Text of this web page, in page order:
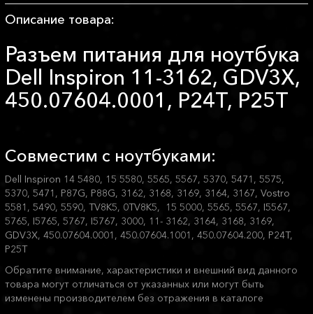
Описание товара:
Разъем питания для ноутбука
Dell Inspiron 11-3162, GDV3X,
450.07604.0001, P24T, P25T
Совместим с ноутбуками:
Dell Inspiron 14 5480, 15 5580, 5565, 5567, 5370, 5471, 5575,
5370, 5471, P87G, P88G, 3162, 3168, 3169, 3164, 3167, Vostro
5581, 5490, 5590, TV8K5, 0TV8K5, 15 5000, 5565, 5567, I5567,
5765, I5765, 5767, I5767, 3000, 11- 3162, 3164, 3168, 3169,
GDV3X, 450.07604.0001, 450.07604.1001, 450.07604.200, P24T,
P25T
Обратите внимание, характеристики и внешний вид данного
товара могут отличаться от указанных или могут быть
изменены производителем без отражения в каталоге